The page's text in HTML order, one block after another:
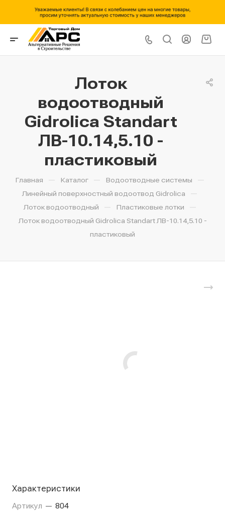
Лоток
водоотводный
Gidrolica Standart
ЛВ-10.14,5.10 -
пластиковый
Главная — Каталог — Водоотводные системы —
Линейный поверхностный водоотвод Gidrolica —
Лоток водоотводный — Пластиковые лотки —
Лоток водоотводный Gidrolica Standart ЛВ-10.14,5.10 -
пластиковый
Характеристики
Артикул — 804